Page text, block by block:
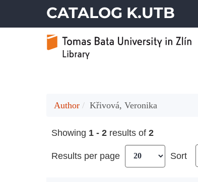
CATALOG K.UTB
Author Křivová, Veronika
Showing 1 - 2 results of 2
Results per page Sort